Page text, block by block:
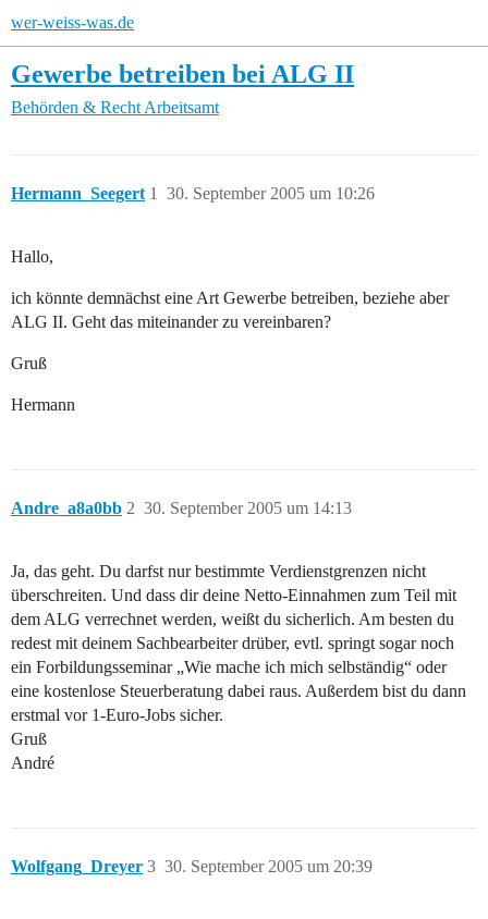
wer-weiss-was.de
Gewerbe betreiben bei ALG II
Behörden & Recht Arbeitsamt
Hermann_Seegert 30. September 2005 um 10:26
1
Hallo,
ich könnte demnächst eine Art Gewerbe betreiben, beziehe aber
ALG II. Geht das miteinander zu vereinbaren?
Gruß
Hermann
Andre_a8a0bb 30. September 2005 um 14:13
2
Ja, das geht. Du darfst nur bestimmte Verdienstgrenzen nicht
überschreiten. Und dass dir deine Netto-Einnahmen zum Teil mit
dem ALG verrechnet werden, weißt du sicherlich. Am besten du
redest mit deinem Sachbearbeiter drüber, evtl. springt sogar noch
ein Forbildungsseminar „Wie mache ich mich selbständig“ oder
eine kostenlose Steuerberatung dabei raus. Außerdem bist du dann
erstmal vor 1-Euro-Jobs sicher.
Gruß
André
Wolfgang_Dreyer 30. September 2005 um 20:39
3